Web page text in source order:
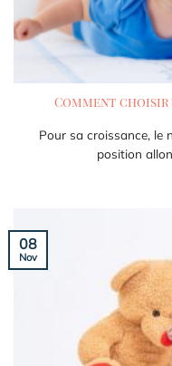
Comment choisir
Pour sa croissance, le
position
08
Nov